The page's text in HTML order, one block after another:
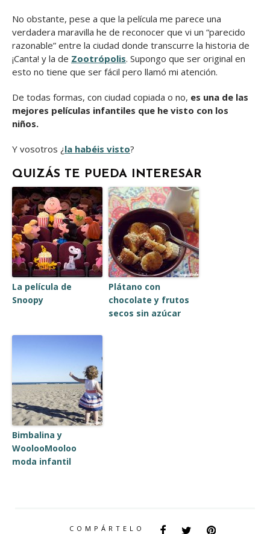
No obstante, pese a que la película me parece una
verdadera maravilla he de reconocer que vi un “parecido
razonable” entre la ciudad donde transcurre la historia de
¡Canta! y la de Zootrópolis. Supongo que ser original en
esto no tiene que ser fácil pero llamó mi atención.
De todas formas, con ciudad copiada o no, es una de las
mejores películas infantiles que he visto con los
niños.
Y vosotros ¿la habéis visto?
QUIZÁS TE PUEDA INTERESAR
La película de
Snoopy
Plátano con
chocolate y frutos
secos sin azúcar
Bimbalina y
WoolooMooloo
moda infantil
COMPÁRTELO